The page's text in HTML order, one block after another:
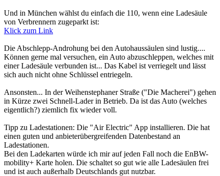
Und in München wählst du einfach die 110, wenn eine Ladesäule
von Verbrennern zugeparkt ist:
Klick zum Link
Die Abschlepp-Androhung bei den Autohaussäulen sind lustig....
Können gerne mal versuchen, ein Auto abzuschleppen, welches mit
einer Ladesäule verbunden ist... Das Kabel ist verriegelt und lässt
sich auch nicht ohne Schlüssel entriegeln.
Ansonsten... In der Weihenstephaner Straße ("Die Macherei") gehen
in Kürze zwei Schnell-Lader in Betrieb. Da ist das Auto (welches
eigentlich?) ziemlich fix wieder voll.
Tipp zu Ladestationen: Die "Air Electric" App installieren. Die hat
einen guten und anbieterübergreifenden Datenbestand an
Ladestationen.
Bei den Ladekarten würde ich mir auf jeden Fall noch die EnBW-
mobility+ Karte holen. Die schaltet so gut wie alle Ladesäulen frei
und ist auch außerhalb Deutschlands gut nutzbar.